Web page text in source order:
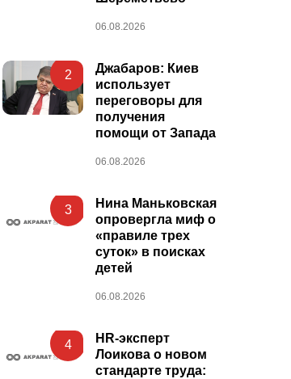
06.08.2026
2
Джабаров: Киев
использует
переговоры для
получения
помощи от Запада
06.08.2026
3
Нина Маньковская
опровергла миф о
«правиле трех
суток» в поисках
детей
06.08.2026
4
HR-эксперт
Лоикова о новом
стандарте труда: